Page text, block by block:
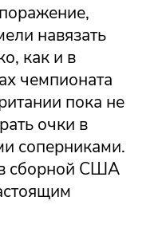
навязать
как и в
чемпионата
пока не
очки в
соперниками.
сборной США